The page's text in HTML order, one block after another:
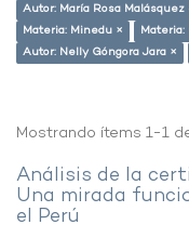
Autor: María Rosa Malásquez
Materia: Minedu ×
Autor: Nelly Góngora Jara ×
Mostrando ítems 1-1
Análisis de la
Una mirada
el Perú